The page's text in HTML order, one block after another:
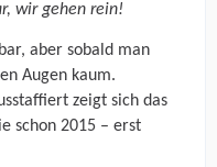
wir gehen rein!
aber sobald man
Augen kaum.
zeigt sich das
schon 2015 – erst